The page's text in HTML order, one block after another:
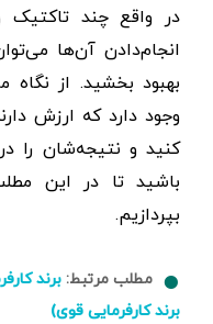
در واقع چند تاکتیک
انجام‌دادن آن‌ها
وجود دارد که ارزش
کنید و نتیجه‌شان را
باشید تا در این
بپردازیم.
مطلب مرتبط: برند
برند کارفرمایی قوی)